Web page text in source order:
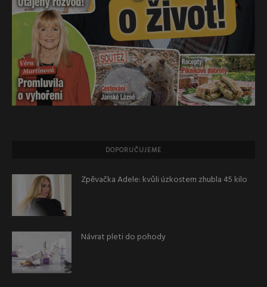
DOPORUČUJEME
Zpěvačka Adele: kvůli úzkostem zhubla 45 kilo
Návrat pleti do pohody